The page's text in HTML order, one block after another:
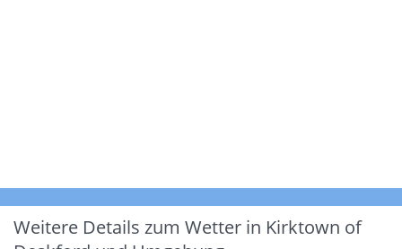
Weitere Details zum Wetter in Kirktown of